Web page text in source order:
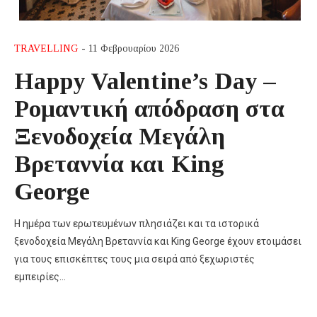
TRAVELLING - 11 Φεβρουαρίου 2026
Happy Valentine’s Day –
Ρομαντική απόδραση στα
Ξενοδοχεία Μεγάλη
Βρεταννία και King
George
Η ημέρα των ερωτευμένων πλησιάζει και τα ιστορικά
ξενοδοχεία Μεγάλη Βρεταννία και King George έχουν ετοιμάσει
για τους επισκέπτες τους μια σειρά από ξεχωριστές
εμπειρίες…